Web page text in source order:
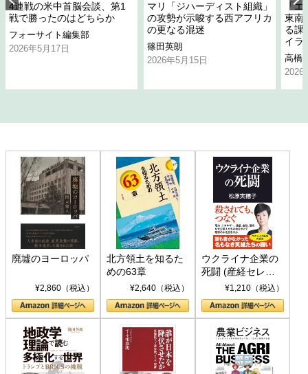
4連戦の米中首脳会談、第1
戦で勝ったのはどちらか
フォーサイト編集部
2026年5月17日
マリ「ジハーディスト組織」
の攻勢が示唆する西アフリカ
の更なる混迷
篠田英朗
2026年5月15日
「
東南
る課
イラ
高橋
2026
廃墟のヨーロッパ
¥2,860（税込）
北方領土を知るた
めの63章
¥2,640（税込）
ウクライナ企業の
死闘 (産経セレク
ト S 039)¥1,210（税込）